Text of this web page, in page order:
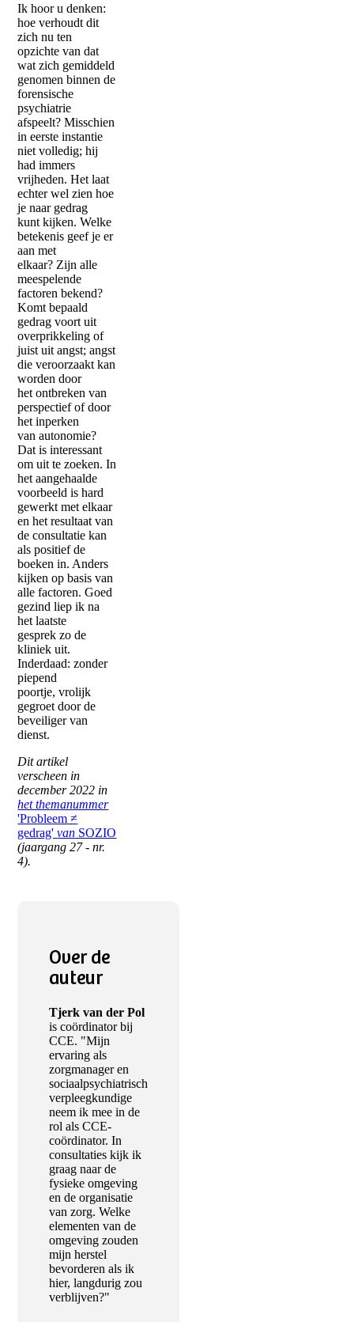
Ik hoor u denken:
hoe verhoudt dit
zich nu ten
opzichte van dat
wat zich gemiddeld
genomen binnen de
forensische
psychiatrie
afspeelt? Misschien
in eerste instantie
niet volledig; hij
had immers
vrijheden. Het laat
echter wel zien hoe
je naar gedrag
kunt kijken. Welke
betekenis geef je er
aan met
elkaar? Zijn alle
meespelende
factoren bekend?
Komt bepaald
gedrag voort uit
overprikkeling of
juist uit angst; angst
die veroorzaakt kan
worden door
het ontbreken van
perspectief of door
het inperken
van autonomie?
Dat is interessant
om uit te zoeken. In
het aangehaalde
voorbeeld is hard
gewerkt met elkaar
en het resultaat van
de consultatie kan
als positief de
boeken in. Anders
kijken op basis van
alle factoren. Goed
gezind liep ik na
het laatste
gesprek zo de
kliniek uit.
Inderdaad: zonder
piepend
poortje, vrolijk
gegroet door de
beveiliger van
dienst.
Dit artikel
verscheen in
december 2022 in
het themanummer
'Probleem ≠
gedrag'van SOZIO
(jaargang 27 - nr.
4).
Over de
auteur
Tjerk van der Pol
is coördinator bij
CCE. "Mijn
ervaring als
zorgmanager en
sociaalpsychiatrisch
verpleegkundige
neem ik mee in de
rol als CCE-
coördinator. In
consultaties kijk ik
graag naar de
fysieke omgeving
en de organisatie
van zorg. Welke
elementen van de
omgeving zouden
mijn herstel
bevorderen als ik
hier, langdurig zou
verblijven?"